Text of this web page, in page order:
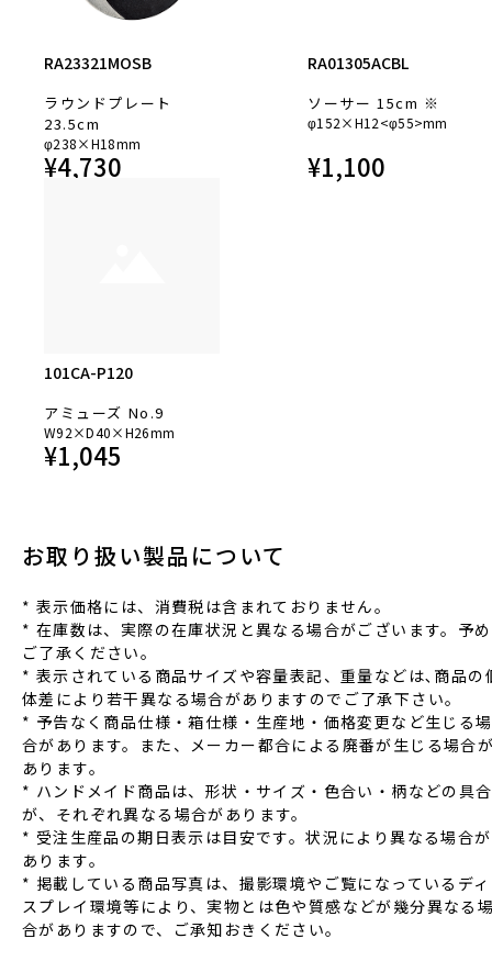
RA23321MOSB
ラウンドプレート
23.5cm
φ238×H18mm
¥4,730
RA01305ACBL
ソーサー 15cm ※
φ152×H12<φ55>mm
¥1,100
101CA-P120
アミューズ No.9
W92×D40×H26mm
¥1,045
お取り扱い製品について
* 表⽰価格には、消費税は含まれておりません。
* 在庫数は、実際の在庫状況と異なる場合がございます。予め
ご了承ください。
* 表⽰されている商品サイズや容量表記、重量などは､商品の
体差により若⼲異なる場合がありますのでご了承下さい。
* 予告なく商品仕様‧箱仕様‧⽣産地‧価格変更など⽣じる場
合があります。また、メーカー都合による廃番が⽣じる場合
あります。
* ハンドメイド商品は、形状‧サイズ‧⾊合い‧柄などの具合
が、それぞれ異なる場合があります。
* 受注⽣産品の期⽇表⽰は⽬安です。状況により異なる場合が
あります。
* 掲載している商品写真は、撮影環境やご覧になっているディ
スプレイ環境等により、実物とは⾊や質感などが幾分異なる
合がありますので、ご承知おきください。